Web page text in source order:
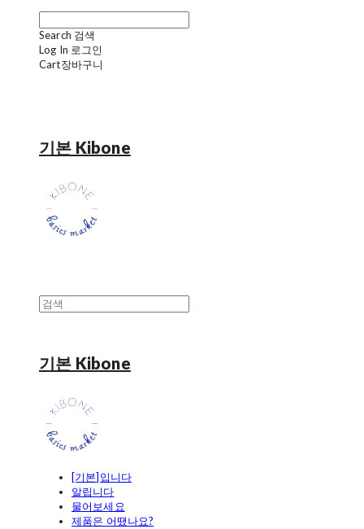
Search 검색
Log In 로그인
Cart장바구니
기본 Kibone
기본 Kibone
[기본]입니다
알립니다
물어보세요
제품은 어땠나요?